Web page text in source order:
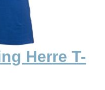
Herre T-